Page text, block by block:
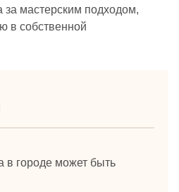
за мастерским подходом,
в собственной
городе может быть